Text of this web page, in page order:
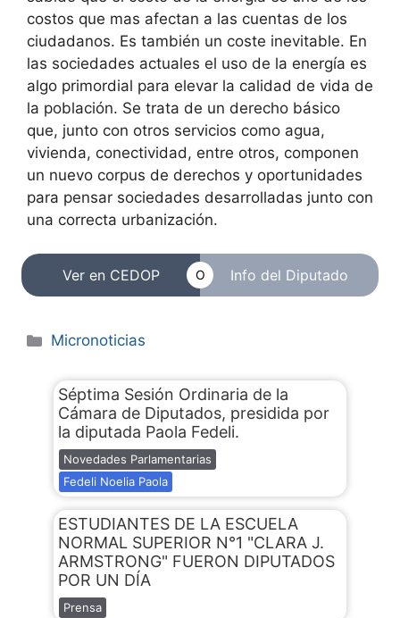
costos que mas afectan a las cuentas de los
ciudadanos. Es también un coste inevitable. En
las sociedades actuales el uso de la energía es
algo primordial para elevar la calidad de vida de
la población. Se trata de un derecho básico
que, junto con otros servicios como agua,
vivienda, conectividad, entre otros, componen
un nuevo corpus de derechos y oportunidades
para pensar sociedades desarrolladas junto con
una correcta urbanización.
Ver en CEDOP O Info del Diputado
Micronoticias
Séptima Sesión Ordinaria de la
Cámara de Diputados, presidida por
la diputada Paola Fedeli.
Novedades Parlamentarias
Fedeli Noelia Paola
ESTUDIANTES DE LA ESCUELA
NORMAL SUPERIOR N°1 "CLARA J.
ARMSTRONG" FUERON DIPUTADOS
POR UN DÍA
Prensa